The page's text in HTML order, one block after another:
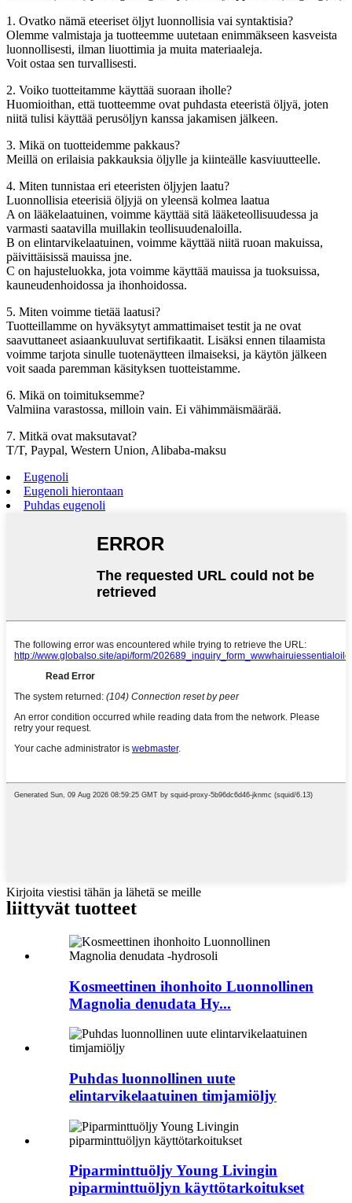
1. Ovatko nämä eteeriset öljyt luonnollisia vai syntaktisia?
Olemme valmistaja ja tuotteemme uutetaan enimmäkseen kasveista
luonnollisesti, ilman liuottimia ja muita materiaaleja.
Voit ostaa sen turvallisesti.
2. Voiko tuotteitamme käyttää suoraan iholle?
Huomioithan, että tuotteemme ovat puhdasta eteeristä öljyä, joten
niitä tulisi käyttää perusöljyn kanssa jakamisen jälkeen.
3. Mikä on tuotteidemme pakkaus?
Meillä on erilaisia ​​pakkauksia öljylle ja kiinteälle kasviuutteelle.
4. Miten tunnistaa eri eteeristen öljyjen laatu?
Luonnollisia eteerisiä öljyjä on yleensä kolmea laatua
A on lääkelaatuinen, voimme käyttää sitä lääketeollisuudessa ja
varmasti saatavilla muillakin teollisuudenaloilla.
B on elintarvikelaatuinen, voimme käyttää niitä ruoan makuissa,
päivittäisissä mauissa jne.
C on hajusteluokka, jota voimme käyttää mauissa ja tuoksuissa,
kauneudenhoidossa ja ihonhoidossa.
5. Miten voimme tietää laatusi?
Tuotteillamme on hyväksytyt ammattimaiset testit ja ne ovat
saavuttaneet asiaankuuluvat sertifikaatit. Lisäksi ennen tilaamista
voimme tarjota sinulle tuotenäytteen ilmaiseksi, ja käytön jälkeen
voit saada paremman käsityksen tuotteistamme.
6. Mikä on toimituksemme?
Valmiina varastossa, milloin vain. Ei vähimmäismäärää.
7. Mitkä ovat maksutavat?
T/T, Paypal, Western Union, Alibaba-maksu
Eugenoli
Eugenoli hierontaan
Puhdas eugenoli
Kirjoita viestisi tähän ja lähetä se meille
liittyvät tuotteet
Kosmeettinen ihonhoito Luonnollinen
Magnolia denudata Hy...
Puhdas luonnollinen uute
elintarvikelaatuinen timjamiöljy
Piparminttuöljy Young Livingin
piparminttuöljyn käyttötarkoitukset